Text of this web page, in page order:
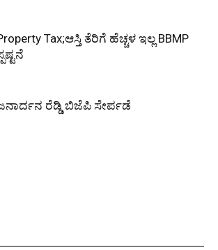
Tax;ಆಸ್ತಿ ತೆರಿಗೆ ಹೆಚ್ಚಳ ಇಲ್ಲ BBMP
ರೆಡ್ಡಿ ಬಿಜೆಪಿ ಸೇರ್ಪಡೆ